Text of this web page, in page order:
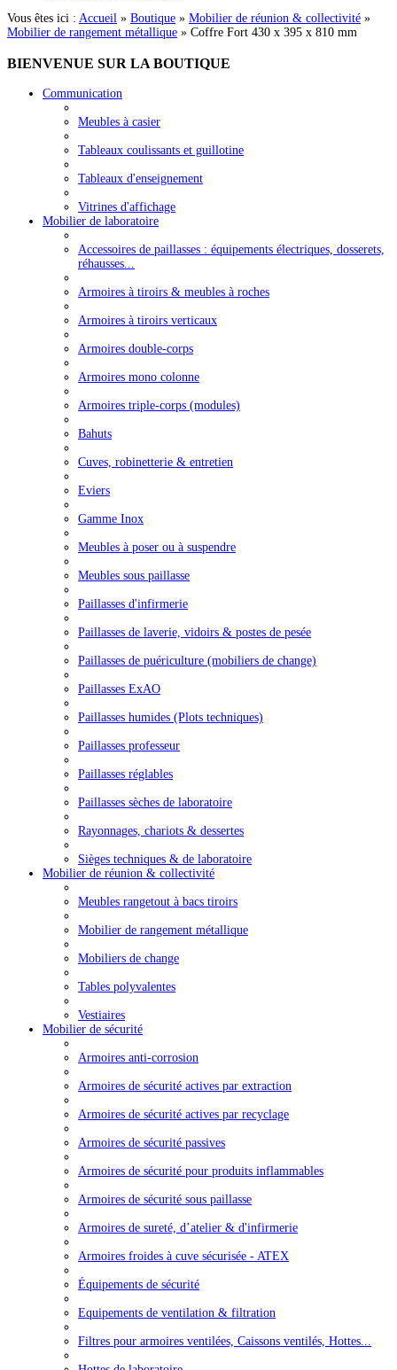
Vous êtes ici : Accueil » Boutique » Mobilier de réunion & collectivité »
Mobilier de rangement métallique » Coffre Fort 430 x 395 x 810 mm
BIENVENUE SUR LA BOUTIQUE
Communication
Meubles à casier
Tableaux coulissants et guillotine
Tableaux d'enseignement
Vitrines d'affichage
Mobilier de laboratoire
Accessoires de paillasses : équipements électriques, dosserets,
réhausses...
Armoires à tiroirs & meubles à roches
Armoires à tiroirs verticaux
Armoires double-corps
Armoires mono colonne
Armoires triple-corps (modules)
Bahuts
Cuves, robinetterie & entretien
Eviers
Gamme Inox
Meubles à poser ou à suspendre
Meubles sous paillasse
Paillasses d'infirmerie
Paillasses de laverie, vidoirs & postes de pesée
Paillasses de puériculture (mobiliers de change)
Paillasses ExAO
Paillasses humides (Plots techniques)
Paillasses professeur
Paillasses réglables
Paillasses sèches de laboratoire
Rayonnages, chariots & dessertes
Sièges techniques & de laboratoire
Mobilier de réunion & collectivité
Meubles rangetout à bacs tiroirs
Mobilier de rangement métallique
Mobiliers de change
Tables polyvalentes
Vestiaires
Mobilier de sécurité
Armoires anti-corrosion
Armoires de sécurité actives par extraction
Armoires de sécurité actives par recyclage
Armoires de sécurité passives
Armoires de sécurité pour produits inflammables
Armoires de sécurité sous paillasse
Armoires de sureté, d’atelier & d'infirmerie
Armoires froides à cuve sécurisée - ATEX
Équipements de sécurité
Equipements de ventilation & filtration
Filtres pour armoires ventilées, Caissons ventilés, Hottes...